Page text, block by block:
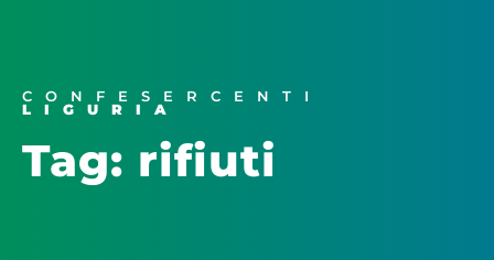
CONFESERCENTI
LIGURIA
Tag: rifiuti